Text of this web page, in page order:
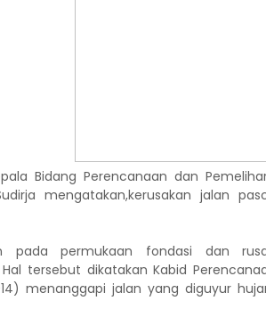
Bidang Perencanaan dan
mengatakan,kerusakan jalan
pada permukaan fondasi dan
tersebut dikatakan Kabid
menanggapi jalan yang diguyur